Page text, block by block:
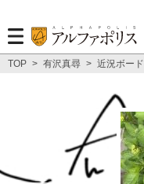
TOP > 有沢真尋 > 近況ボード